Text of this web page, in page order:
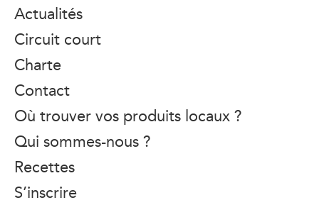
Actualités
Circuit court
Charte
Contact
Où trouver vos produits locaux ?
Qui sommes-nous ?
Recettes
S’inscrire